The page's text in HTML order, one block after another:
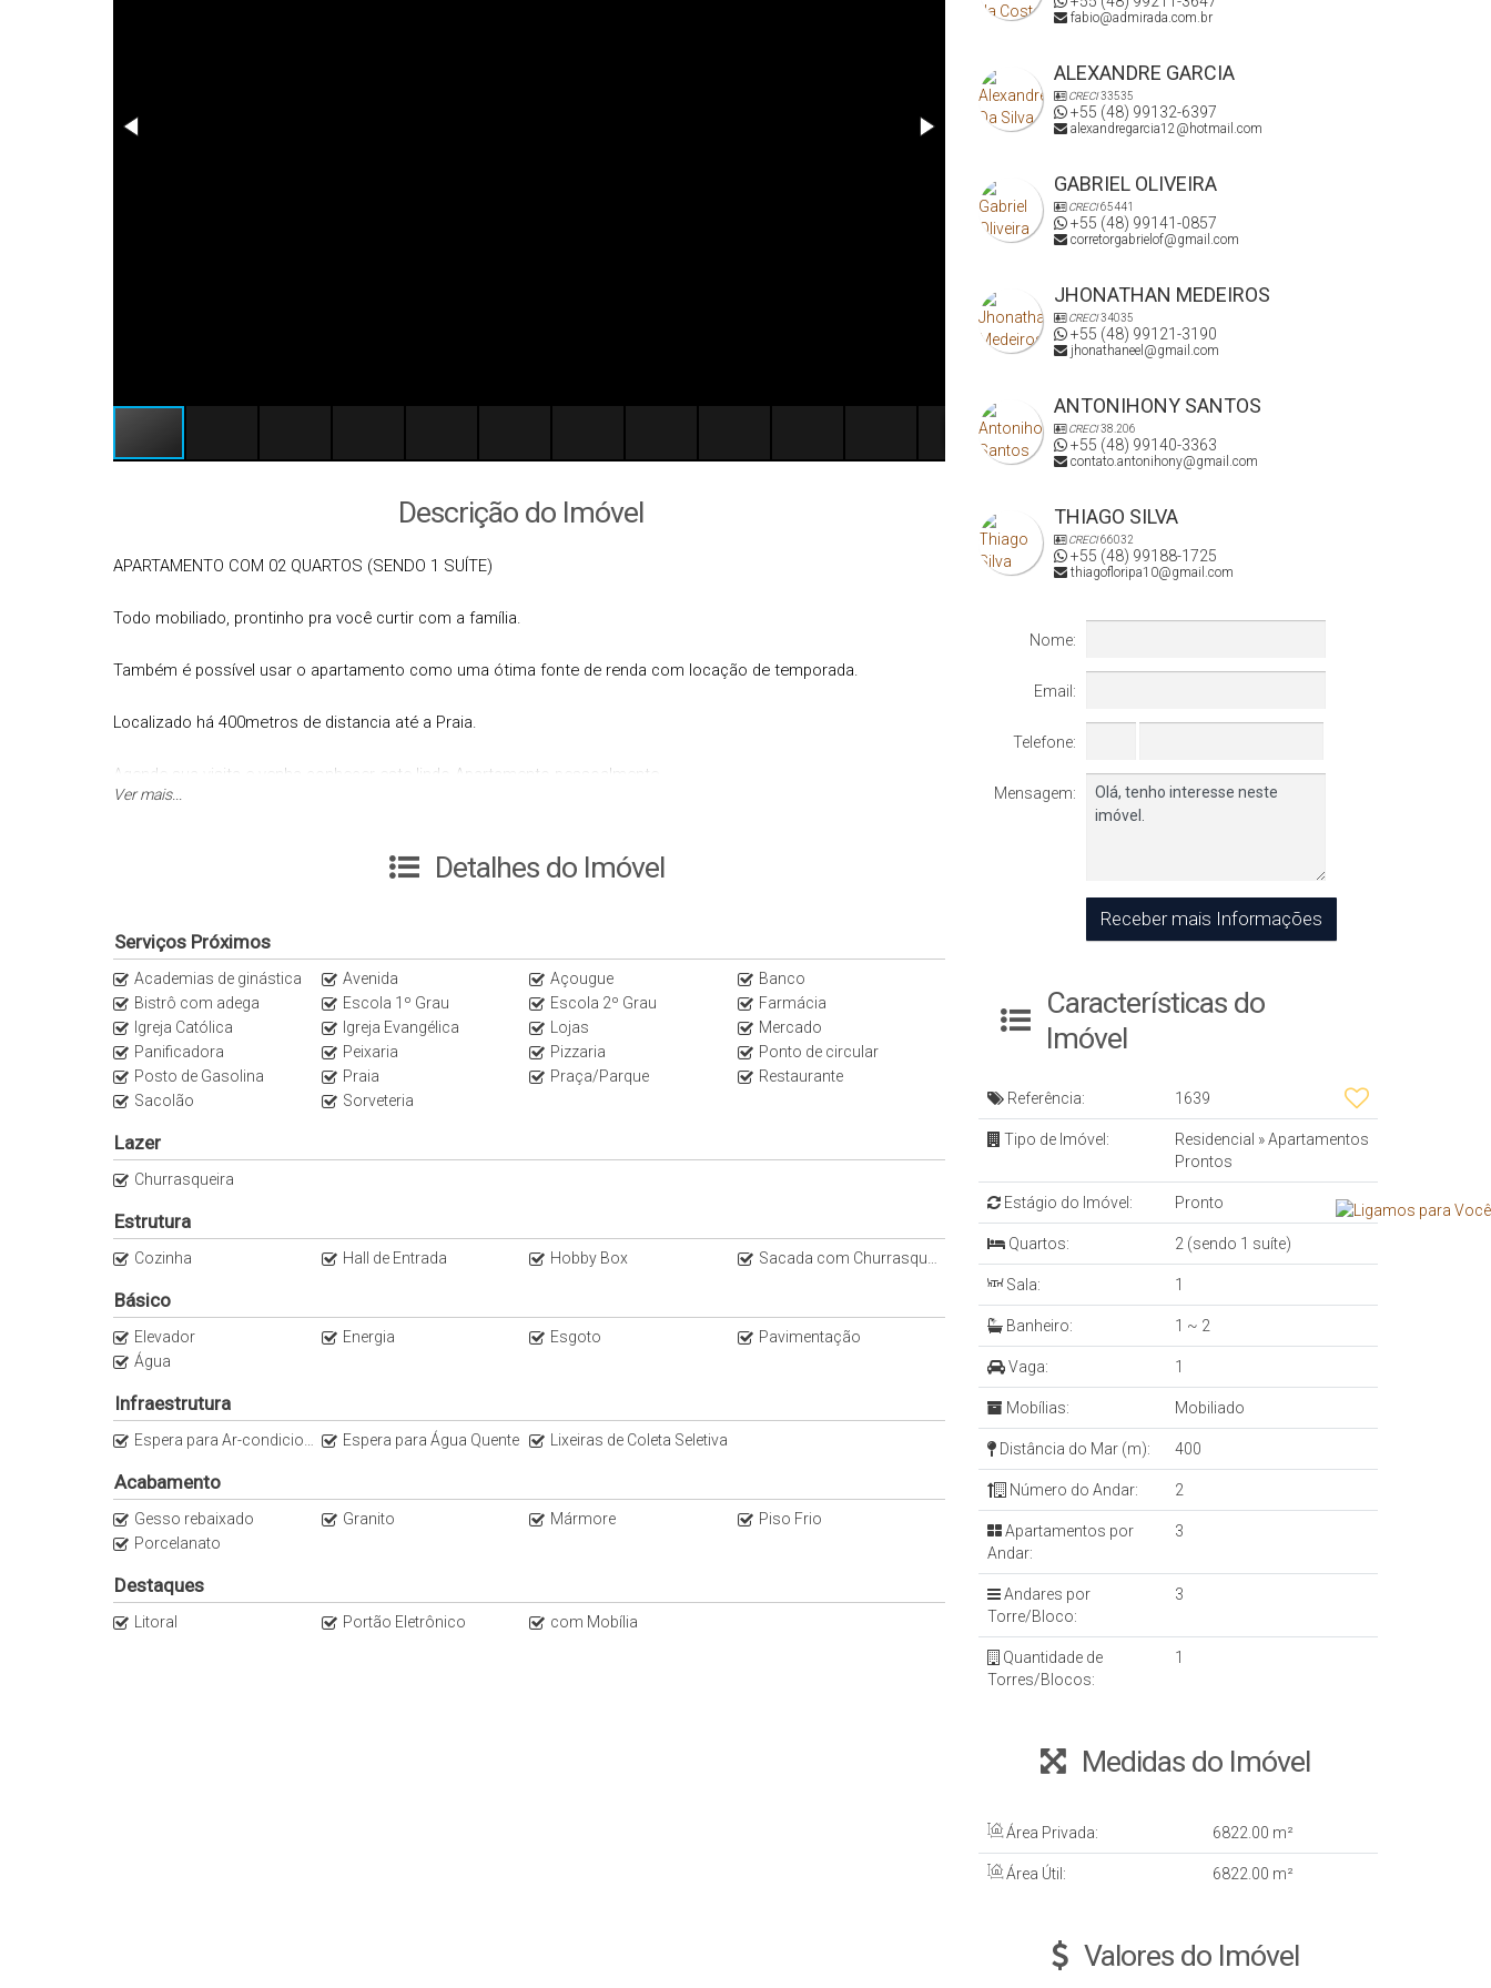
Descrição do Imóvel
APARTAMENTO COM 02 QUARTOS (SENDO 1 SUÍTE)
Todo mobiliado, prontinho pra você curtir com a família.
Também é possível usar o apartamento como uma ótima fonte de renda com locação de temporada.
Localizado há 400metros de distancia até a Praia.
Agende sua visita e venha conhecer este lindo Apartamento pessoalmente.
********************************************************
* PROCURE UM DE NOSSOS CORRETORES *
Ver mais...
Detalhes do Imóvel
Serviços Próximos
Academias de ginástica Avenida Açougue
Banco
Bistrô com adega
Escola 1º Grau Escola 2º Grau
Farmácia
Igreja Católica
Igreja Evangélica Lojas
Mercado
Panificadora
Peixaria Pizzaria
Ponto de circular
Posto de Gasolina
Praia Praça/Parque
Restaurante
Sacolão
Sorveteria
Lazer
Churrasqueira
Estrutura
Cozinha Hall de Entrada Hobby Box Sacada com Churrasqueira a Carvão
Básico
Elevador Energia Esgoto
Pavimentação
Água
Infraestrutura
Espera para Ar-condicionado Split Espera para Água Quente Lixeiras de Coleta Seletiva
Acabamento
Gesso rebaixado Granito Mármore
Piso Frio
Porcelanato
Destaques
Litoral Portão Eletrônico com Mobília
fabio@admirada.com.br
ALEXANDRE GARCIA
CRECI33535
+55 (48) 99132-6397
alexandregarcia12@hotmail.com
GABRIEL OLIVEIRA
CRECI65441
+55 (48) 99141-0857
corretorgabrielof@gmail.com
JHONATHAN MEDEIROS
CRECI34035
+55 (48) 99121-3190
jhonathaneel@gmail.com
ANTONIHONY SANTOS
CRECI38.206
+55 (48) 99140-3363
contato.antonihony@gmail.com
THIAGO SILVA
CRECI66032
+55 (48) 99188-1725
thiagofloripa10@gmail.com
Nome:
Email:
Telefone:
Mensagem:
Características do
Imóvel
Referência: 1639
Tipo de Imóvel: Residencial »Apartamentos
Prontos
Estágio do Imóvel: Pronto
Quartos: 2 (sendo 1 suíte)
Sala: 1
Banheiro: 1 ~ 2
Vaga: 1
Mobílias: Mobiliado
Distância do Mar (m): 400
Número do Andar: 2
Apartamentos por
Andar:
3
Andares por
Torre/Bloco:
3
Quantidade de
Torres/Blocos:
1
Medidas do Imóvel
Área Privada: 6822 .00 m²
Área Útil: 6822 .00 m²
Valores do Imóvel